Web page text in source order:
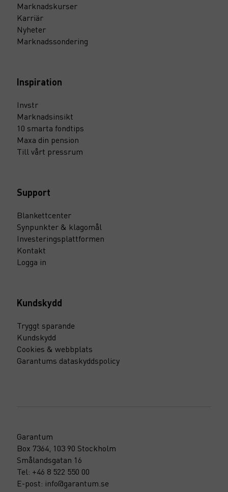
Marknadskurser
Karriär
Nyheter
Marknadssondering
Inspiration
Invstr
Marknadsinsikt
10 smarta fondtips
Maxa din pension
Till vårt pressrum
Support
Blankettcenter
Synpunkter & klagomål
Investeringsplattformen
Kontakt
Logga in
Kundskydd
Tryggt sparande
Kundskydd
Cookies & webbplats
Garantums dataskyddspolicy
Garantum
Box 7364, 103 90 Stockholm
Smålandsgatan 16
Tel: +46 8 522 550 00
E-post: info@garantum.se